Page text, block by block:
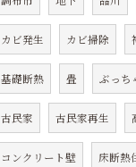
カビ発生 カビ掃除
基礎断熱 畳 ぶっち
古民家 古民家再生
コンクリート壁 床断熱